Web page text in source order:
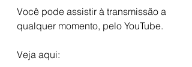
Você pode assistir à transmissão a
qualquer momento, pelo YouTube.
Veja aqui: